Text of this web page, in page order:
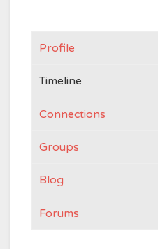
Profile
Timeline
Connections
Groups
Blog
Forums